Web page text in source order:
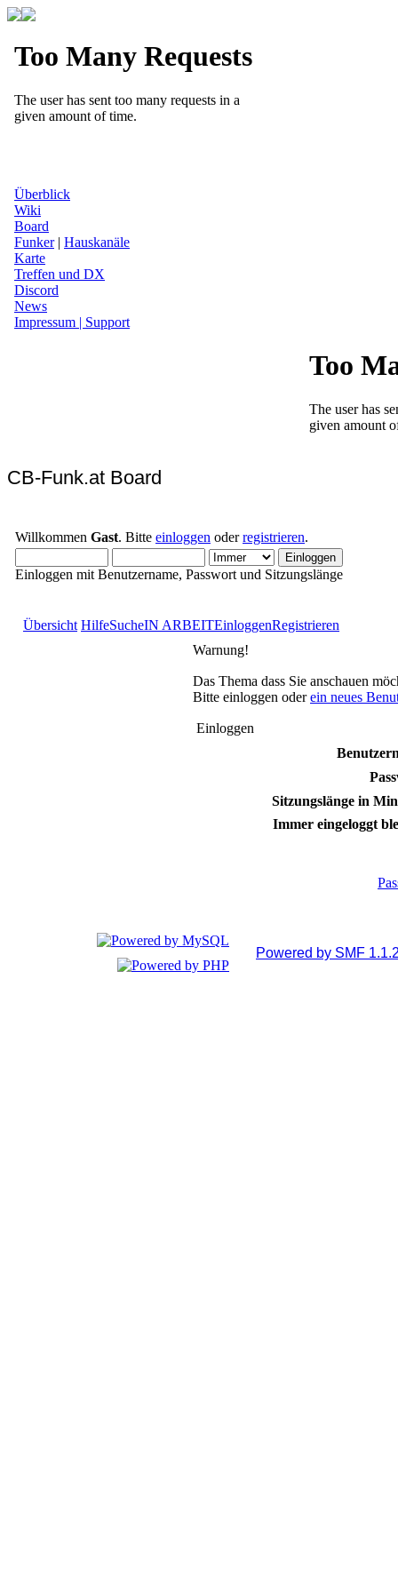
Überblick
Wiki
Board
Funker| Hauskanäle
Karte
Treffen und DX
Discord
News
Impressum | Support
CB-Funk.at Board
Willkommen Gast. Bitte einloggen oderregistrieren.
Einloggen mit Benutzername, Passwort und Sitzungslänge
Übersicht HilfeSucheIN ARBEITEinloggenRegistrieren
Warnung!
Das Thema dass Sie anschauen
Bitte einloggen oderein neues
Einloggen
Sitzungslänge in
Immer eingeloggt
Powered by SMF